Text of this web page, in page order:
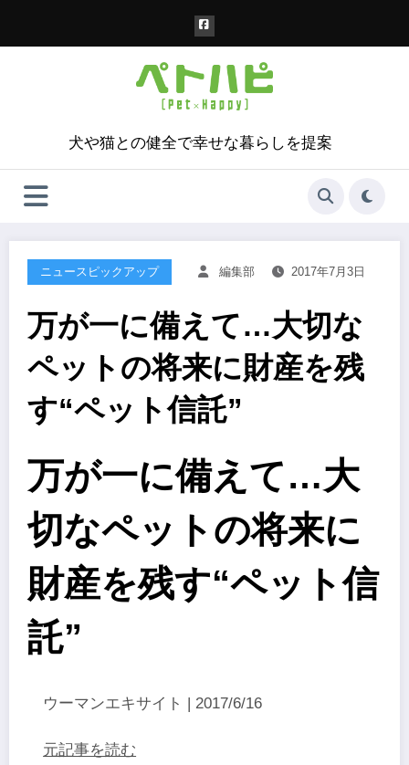
犬や猫との健全で幸せな暮らしを提案
ニュースピックアップ 編集部 2017年7月3日
万が一に備えて…大切な
ペットの将来に財産を残
す“ペット信託”
万が一に備えて…大
切なペットの将来に
財産を残す“ペット信
託”
ウーマンエキサイト | 2017/6/16
元記事を読む